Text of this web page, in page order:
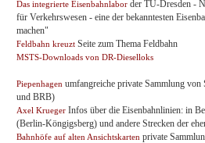
Das integrierte Eisenbahnlabor der TU-Dresden -
für Verkehrswesen - eine der bekanntesten
machen"
Feldbahn kreuzt Seite zum Thema Feldbahn
MSTS-Downloads von DR-Dieselloks
Piepenhagen umfangreiche private Sammlung
und BRB)
Axel Krueger Infos über die Eisenbahnlinien: in
(Berlin-Köngigsberg) und andere Strecken der
Bahnhöfe auf alten Ansichtskarten private